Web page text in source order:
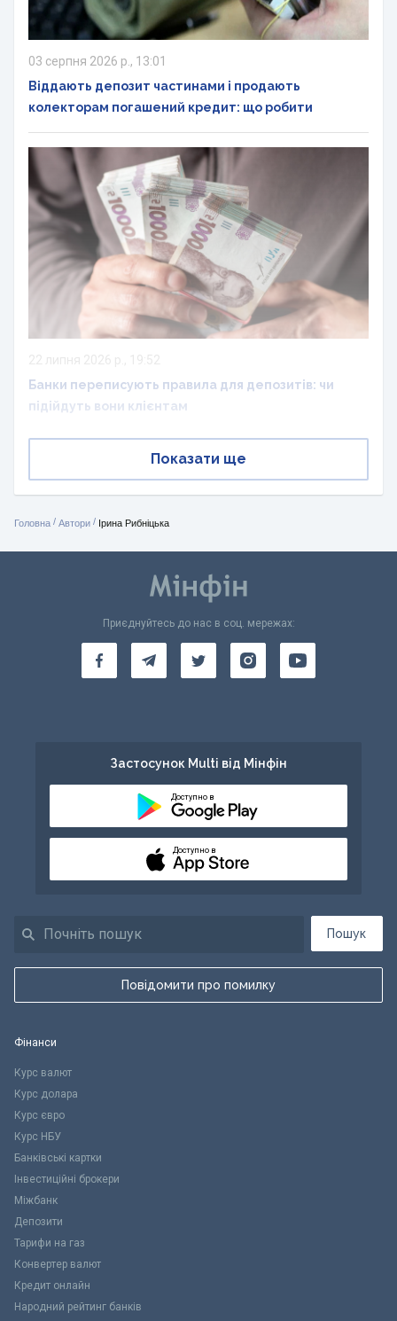
03 серпня 2026 р., 13:01
Віддають депозит частинами і продають
колекторам погашений кредит: що робити
22 липня 2026 р., 19:52
Банки переписують правила для депозитів: чи
підійдуть вони клієнтам
Показати ще
Головна / Автори / Ірина Рибніцька
Пошук
Повідомити про помилку
Приєднуйтесь до нас в соц. мережах:
Застосунок Multi від Мінфін
Доступно в
Доступно в
Фінанси
Курс валют
Курс долара
Курс євро
Курс НБУ
Банківські картки
Інвестиційні брокери
Міжбанк
Депозити
Тарифи на газ
Конвертер валют
Кредит онлайн
Народний рейтинг банків